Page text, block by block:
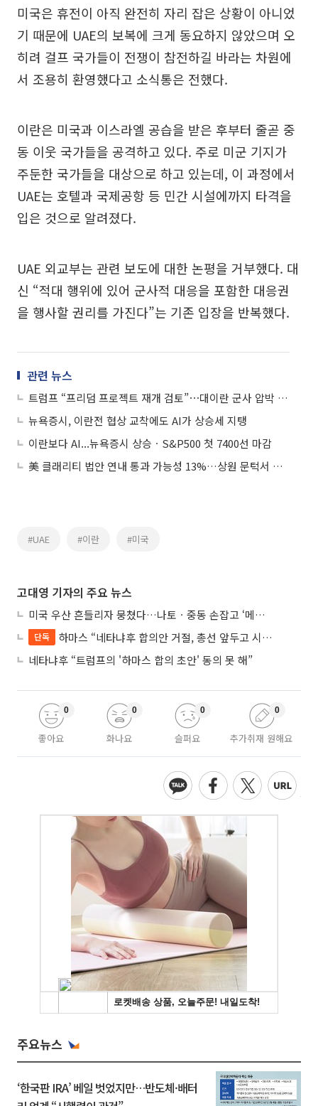
미국은 휴전이 아직 완전히 자리 잡은 상황이 아니었
기 때문에 UAE의 보복에 크게 동요하지 않았으며 오
히려 걸프 국가들이 전쟁이 참전하길 바라는 차원에
서 조용히 환영했다고 소식통은 전했다.
이란은 미국과 이스라엘 공습을 받은 후부터 줄곧 중
동 이웃 국가들을 공격하고 있다. 주로 미군 기지가
주둔한 국가들을 대상으로 하고 있는데, 이 과정에서
UAE는 호텔과 국제공항 등 민간 시설에까지 타격을
입은 것으로 알려졌다.
UAE 외교부는 관련 보도에 대한 논평을 거부했다. 대
신 “적대 행위에 있어 군사적 대응을 포함한 대응권
을 행사할 권리를 가진다”는 기존 입장을 반복했다.
관련 뉴스
트럼프 “프리덤 프로젝트 재개 검토”⋯대이란 군사 압박 강화 시사
뉴욕증시, 이란전 협상 교착에도 AI가 상승세 지탱
이란보다 AI...뉴욕증시 상승ㆍS&P500 첫 7400선 마감
美 클래리티 법안 연내 통과 가능성 13%…상원 문턱서 제동
#UAE #이란 #미국
고대영 기자의 주요 뉴스
미국 우산 흔들리자 뭉쳤다…나토ㆍ중동 손잡고 ‘메카 공동방위’ 조약 체결
단독
하마스 “네타냐후 합의안 거절, 총선 앞두고 시간 끌기”
네타냐후 “트럼프의 '하마스 합의 초안' 동의 못 해”
좋아요
0
화나요
0
슬퍼요
0
추가취재 원해요
0
주요뉴스
‘한국판 IRA’ 베일 벗었지만…반도체·배터